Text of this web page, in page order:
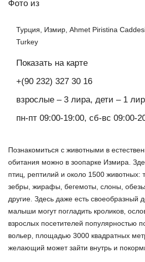
Фото из
Турция, Измир, Ahmet Piristina
Turkey
Показать на карте
+(90 232) 327 30 16
взрослые – 3 лира, дети – 1 лир
пн-пт 09:00-19:00, сб-вс 09:00-
Познакомиться с животными в
обитания можно в зоопарке Измира.
птиц, рептилий и около 1500 животных:
зебры, жирафы, бегемоты, слоны,
другие. Здесь даже есть своеобразный
малыши могут погладить кроликов,
взрослых посетителей популярностью
вольер, площадью 3000 квадратных
желающий может зайти внутрь и